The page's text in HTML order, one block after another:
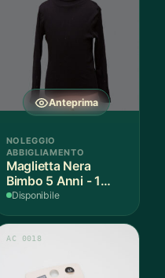
Anteprima
NOLEGGIO
ABBIGLIAMENTO
Maglietta Nera
Bimbo 5 Anni - 1
Pezzo
Disponibile
AC 0018